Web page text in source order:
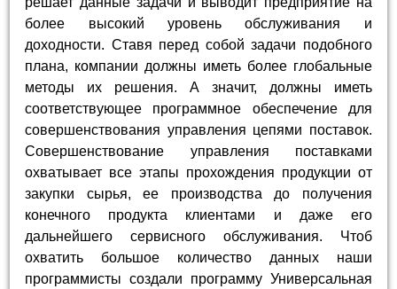
более высокий уровень обслуживания и
доходности. Ставя перед собой задачи подобного
плана, компании должны иметь более глобальные
методы их решения. А значит, должны иметь
соответствующее программное обеспечение для
совершенствования управления цепями поставок.
Совершенствование управления поставками
охватывает все этапы прохождения продукции от
закупки сырья, ее производства до получения
конечного продукта клиентами и даже его
дальнейшего сервисного обслуживания. Чтоб
охватить большое количество данных наши
программисты создали программу Универсальная